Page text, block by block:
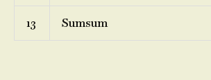
13 Sumsum